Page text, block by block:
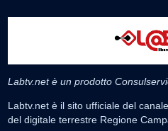
Labtv.net è un prodotto
Labtv.net è il sito ufficiale del
del digitale terrestre Regione